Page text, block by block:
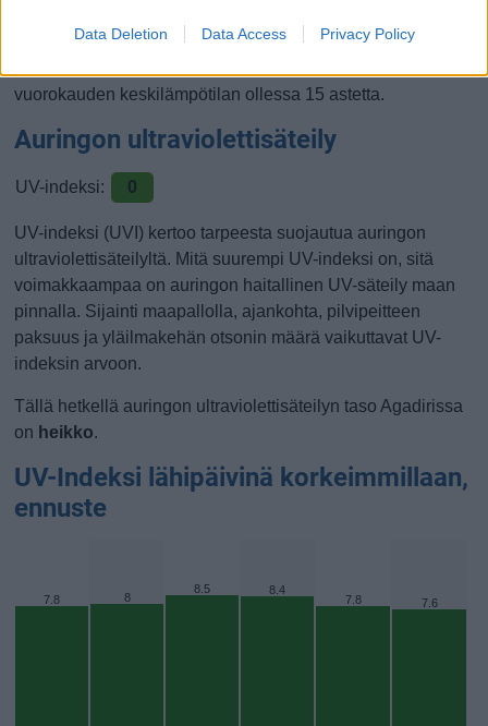
Data Deletion Data Access Privacy Policy
maaliskuu. Näiden kuukausien aikana lämpötila on
vuorokauden keskilämpötilan ollessa 15 astetta.
Auringon ultraviolettisäteily
UV-indeksi: 0
UV-indeksi (UVI) kertoo tarpeesta suojautua auringon
ultraviolettisäteilyltä. Mitä suurempi UV-indeksi on, sitä
voimakkaampaa on auringon haitallinen UV-säteily maan
pinnalla. Sijainti maapallolla, ajankohta, pilvipeitteen
paksuus ja yläilmakehän otsonin määrä vaikuttavat UV-
indeksin arvoon.
Tällä hetkellä auringon ultraviolettisäteilyn taso Agadirissa
on heikko.
UV-Indeksi lähipäivinä korkeimmillaan,
ennuste
7.8 8
8.5 8.4
7.8 7.6